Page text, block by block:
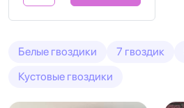
Белые гвоздики 7 гвоздик
Кустовые гвоздики